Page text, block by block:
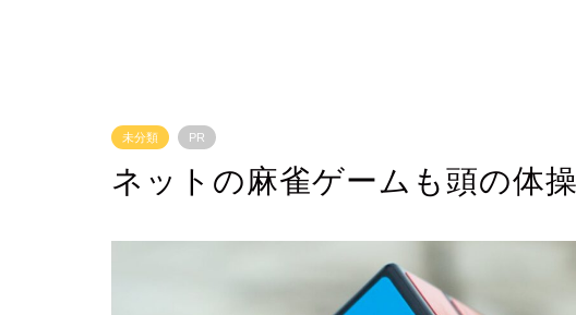
未分類 PR
ネットの麻雀ゲームも頭の体